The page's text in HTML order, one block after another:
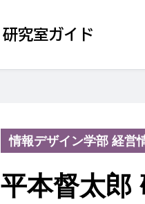
研究室ガイド
情報デザイン学部 経営
平本督太郎